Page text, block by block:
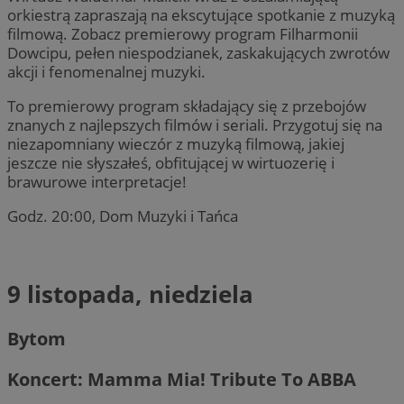
orkiestrą zapraszają na ekscytujące spotkanie z muzyką
filmową. Zobacz premierowy program Filharmonii
Dowcipu, pełen niespodzianek, zaskakujących zwrotów
akcji i fenomenalnej muzyki.
To premierowy program składający się z przebojów
znanych z najlepszych filmów i seriali. Przygotuj się na
niezapomniany wieczór z muzyką filmową, jakiej
jeszcze nie słyszałeś, obfitującej w wirtuozerię i
brawurowe interpretacje!
Godz. 20:00, Dom Muzyki i Tańca
9 listopada, niedziela
Bytom
Koncert: Mamma Mia! Tribute To ABBA